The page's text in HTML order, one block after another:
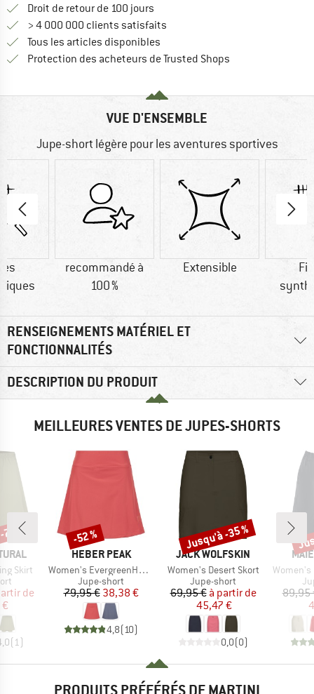
Droit de retour de 100 jours
> 4 000 000 clients satisfaits
Tous les articles disponibles
Protection des acheteurs de Trusted Shops
VUE D'ENSEMBLE
Jupe-short légère pour les aventures sportives
recommandé à
100 %
Extensible
RENSEIGNEMENTS MATÉRIEL ET
FONCTIONNALITÉS
DESCRIPTION DU PRODUIT
MEILLEURES VENTES DE JUPES-SHORTS
Skirt
réduit
de
(1 )
%
MARQUE
HEBER PEAK
Article
Women's EvergreenHe. Skort
Product group
Jupe-short
Prix
79,95 €Prix réduit
38,38 €
4,8(10)
Remise
-52 %
MARQUE
JACK WOLFSKIN
Article
Women's Desert Skort
Product group
Jupe-short
Prix
69,95 € Prix réduit
à partir de
45,47 €
0,0(0)
Remise
Jusqu'à -35 %
Article
Women's
89,95
PRODUITS PRÉFÉRÉS DE MARTINI